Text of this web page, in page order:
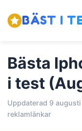
BÄST I
Bästa
i test
Uppdaterad 9
reklamlänkar